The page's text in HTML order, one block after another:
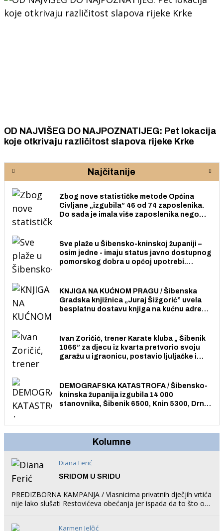
OD NAJVIŠEG DO NAJPOZNATIJEG: Pet lokacija
koje otkrivaju različitost slapova rijeke Krke
Najčitanije
Zbog nove statističke metode Općina
Civljane „izgubila” 46 od 74 zaposlenika.
Do sada je imala više zaposlenika nego
Sve plaže u Šibensko-kninskoj županiji –
osim jedne - imaju status javno dostupnog
pomorskog dobra u općoj upotrebi.
KNJIGA NA KUĆNOM PRAGU / Šibenska
Gradska knjižnica „Juraj Šižgorić” uvela
besplatnu dostavu knjiga na kućnu adresu
Ivan Zoričić, trener Karate kluba „ Šibenik
1066” za djecu iz kvarta pretvorio svoju
garažu u igraonicu, postavio ljuljačke i
DEMOGRAFSKA KATASTROFA / Šibensko-
kninska županija izgubila 14 000
stanovnika, Šibenik 6500, Knin 5300, Drniš
Kolumne
Diana Ferić
SRIDOM U SRIDU
PREDIZBORNA KAMPANJA / Vlasnicima privatnih dječjih vrtića
nije lako slušati Restovićeva obećanja jer ispada da to što oni
Karmen Jelčić